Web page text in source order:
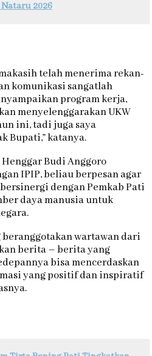
2026
telah menerima rekan-
komunikasi sangatlah
program kerja,
menyelenggarakan UKW
ini, tadi juga saya
Bupati,” katanya.
Budi Anggoro
IPIP, beliau berpesan agar
dengan Pemkab Pati
daya manusia untuk
beranggotakan wartawan dari
berita – berita yang
bisa mencerdaskan
yang positif dan inspiratif